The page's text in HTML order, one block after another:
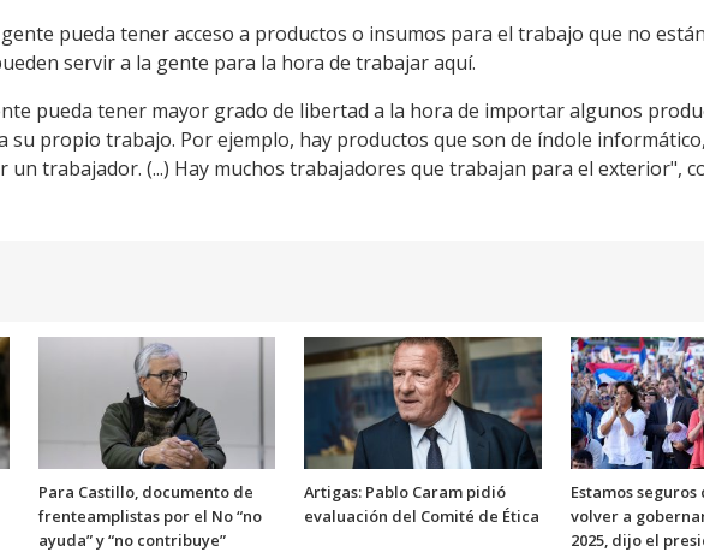
pueda tener acceso a productos o insumos para el trabajo que no
servir a la gente para la hora de trabajar aquí.
pueda tener mayor grado de libertad a la hora de importar algunos
su propio trabajo. Por ejemplo, hay productos que son de índole
un trabajador. (...) Hay muchos trabajadores que trabajan para el exterior",
Para Castillo, documento de
frenteamplistas por el No “no
ayuda” y “no contribuye”
Artigas: Pablo Caram pidió
evaluación del Comité de Ética
Estamos seguros
volver a
2025, dijo el